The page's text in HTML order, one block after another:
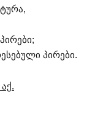
პირები.